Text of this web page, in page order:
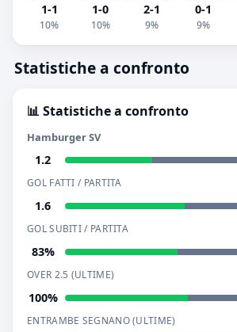
1-1
10%
1-0
10%
2-1
9%
0-1
9%
Statistiche a confronto
📊 Statistiche a confronto
Hamburger SV
1.2
GOL FATTI / PARTITA
1.6
GOL SUBITI / PARTITA
83%
OVER 2.5 (ULTIME)
100%
ENTRAMBE SEGNANO (ULTIME)